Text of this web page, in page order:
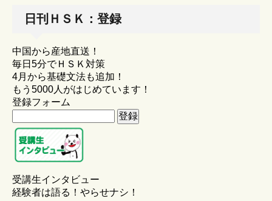
日刊ＨＳＫ：登録
中国から産地直送！
毎日5分でＨＳＫ対策
4月から基礎文法も追加！
もう5000人がはじめています！
登録フォーム
受講生インタビュー
経験者は語る！やらせナシ！